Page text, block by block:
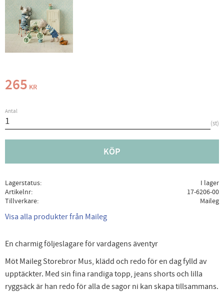
265 KR
Antal
st
KÖP
Lagerstatus
I lager
Artikelnr
17-6206-00
Tillverkare
Maileg
Visa alla produkter från Maileg
En charmig följeslagare för vardagens äventyr
Möt Maileg Storebror Mus, klädd och redo för en dag fylld av
upptäckter. Med sin fina randiga topp, jeans shorts och lilla
ryggsäck är han redo för alla de sagor ni kan skapa tillsammans.